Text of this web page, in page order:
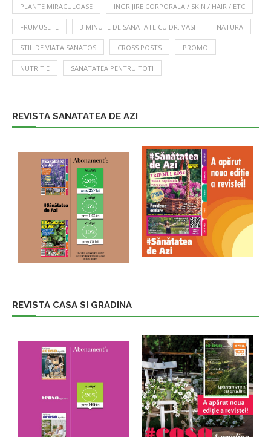
PLANTE MIRACULOASE INGRIJIRE CORPORALA / SKIN / HAIR / ETC
FRUMUSETE 3 MINUTE DE SANATATE CU DR. VASI NATURA
STIL DE VIATA SANATOS CROSS POSTS PROMO
NUTRITIE SANATATEA PENTRU TOTI
REVISTA SANATATEA DE AZI
REVISTA CASA SI GRADINA